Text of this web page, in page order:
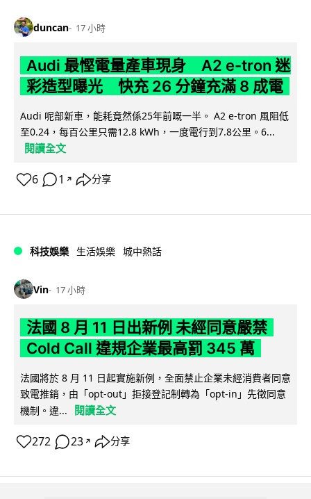
duncan 17 小時
Audi 最慳電量產車現身 A2 e-tron 迷
彩造型曝光 快充 26 分鐘充滿 8 成電
Audi 呢部新車，能耗竟然係25年前嘅一半。 A2 e-tron 風阻低
至0.24，每百公里只需12.8 kWh，一度電行到7.8公里。6...
閱讀全文
6 1 ↗ 分享
科技娛樂 生活娛樂 城中熱話
Vin 17 小時
法國 8 月 11 日出新例 未經同意嚴禁
Cold Call 違規企業最高罰 345 萬
法國將於 8 月 11 日起實施新例，全面禁止企業未經消費者同意
致電推銷，由「opt-out」拒接登記制轉為「opt-in」先徵同意
機制。違...
閱讀全文
272 23 ↗ 分享